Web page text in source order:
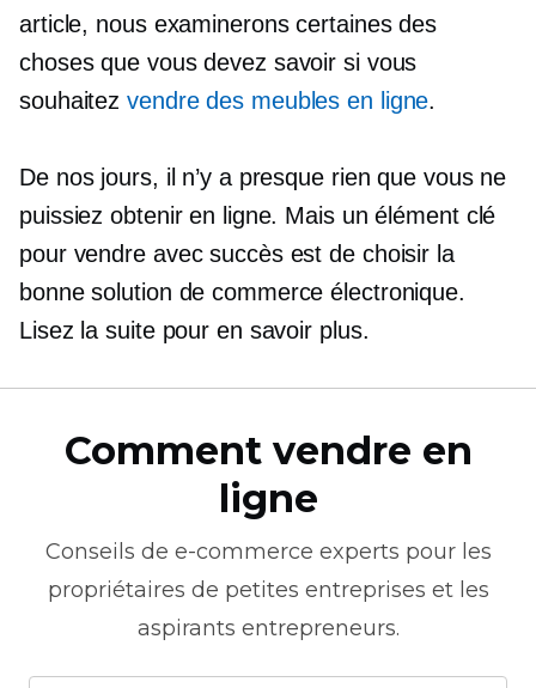
article, nous examinerons certaines des
choses que vous devez savoir si vous
souhaitezvendre des meubles en ligne.
De nos jours, il n’y a presque rien que vous ne
puissiez obtenir en ligne. Mais un élément clé
pour vendre avec succès est de choisir la
bonne solution de commerce électronique.
Lisez la suite pour en savoir plus.
Comment vendre en
ligne
Conseils de e-commerce experts pour les
propriétaires de petites entreprises et les
aspirants entrepreneurs.